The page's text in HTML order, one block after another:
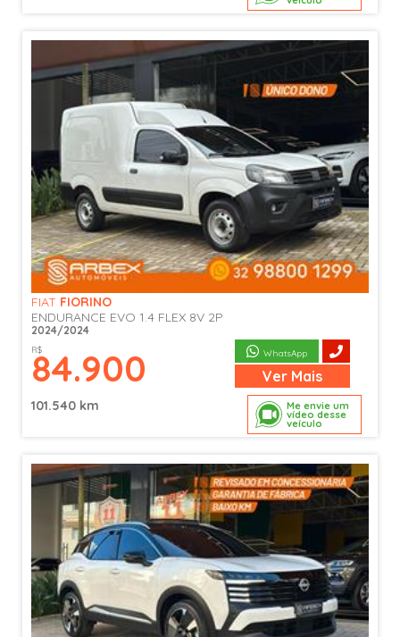
Me envie um
vídeo desse
veículo
FIAT FIORINO
ENDURANCE EVO 1.4 FLEX 8V 2P
2024/2024
R$
84.900 WhatsApp
Ver Mais
101.540 km